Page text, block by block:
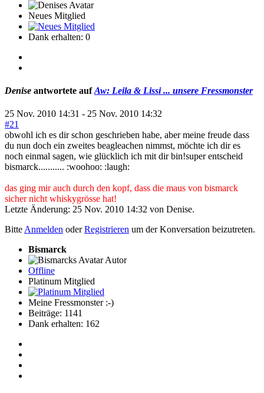
Neues Mitglied
Dank erhalten: 0
Denise antwortete aufAw: Leila & Lissi ... unsere Fressmonster
25 Nov. 2010 14:31 - 25 Nov. 2010 14:32
#21
obwohl ich es dir schon geschrieben habe, aber meine freude dass
du nun doch ein zweites beagleachen nimmst, möchte ich dir es
noch einmal sagen, wie glücklich ich mit dir bin!super entscheid
bismarck........... :woohoo: :laugh:
das ging mir auch durch den kopf, dass die maus von bismarck
sicher nicht whiskygrösse hat!
Letzte Änderung: 25 Nov. 2010 14:32 von Denise.
BitteAnmelden oderRegistrieren um der Konversation beizutreten.
Bismarck
Autor
Offline
Platinum Mitglied
Meine Fressmonster :-)
Beiträge: 1141
Dank erhalten: 162